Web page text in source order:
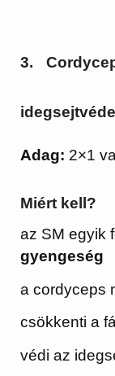
3.
Adag: 2×1
Miért kell?
az SM egyik
gyengeség
a cordyceps
csökkenti a
védi az